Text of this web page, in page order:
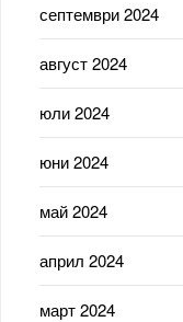
септември 2024
август 2024
юли 2024
юни 2024
май 2024
април 2024
март 2024